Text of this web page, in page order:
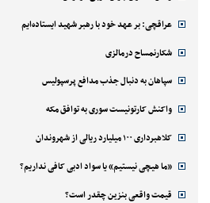
عراقچی: بر عهد خود با رهبر شهید ایستاده‌ایم
شکارنمساح درمالزی
سپاهان به دنبال جذب مدافع پرسپولیس
واکنش کارتونیست سوری به توافق مکه
کلاهبرداری ۱۰۰ میلیارد ریالی از شهروندان
«ما هیچی نیستیم» یا سواد ادبی کافی نداریم؟
قیمت واقعی بنزین چقدر است؟